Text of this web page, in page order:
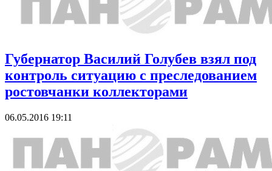
Губернатор Василий Голубев взял под
контроль ситуацию с преследованием
ростовчанки коллекторами
06.05.2016 19:11